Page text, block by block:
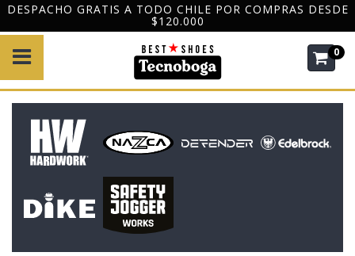
DESPACHO GRATIS A TODO CHILE POR COMPRAS DESDE
$120.000
0